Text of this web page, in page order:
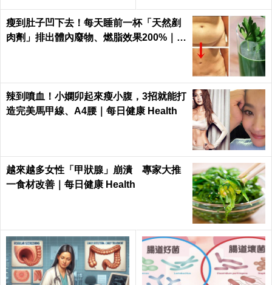
瘦到肚子凹下去！每天睡前一杯「天然剷
肉劑」排出體內廢物、燃脂效果200%｜每
辣到噴血！小嫻卯起來瘦小腹，3招就能打
造完美馬甲線、A4腰｜每日健康 Health
越來越多女性「甲狀腺」崩潰 專家大推
一食材改善｜每日健康 Health